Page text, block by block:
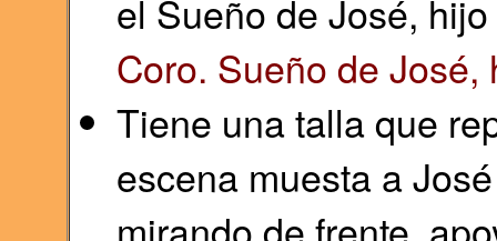
el Sueño de José,
Coro. Sueño de José,
Tiene una talla que
escena muesta a